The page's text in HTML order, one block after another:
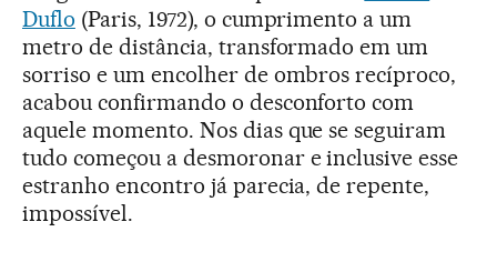
Duflo (Paris, 1972), o cumprimento a um
metro de distância, transformado em um
sorriso e um encolher de ombros recíproco,
acabou confirmando o desconforto com
aquele momento. Nos dias que se seguiram
tudo começou a desmoronar e inclusive esse
estranho encontro já parecia, de repente,
impossível.